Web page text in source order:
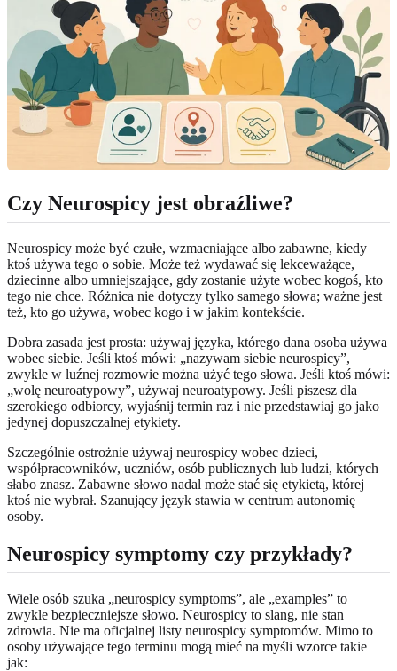
Czy Neurospicy jest obraźliwe?
Neurospicy może być czułe, wzmacniające albo zabawne, kiedy
ktoś używa tego o sobie. Może też wydawać się lekceważące,
dziecinne albo umniejszające, gdy zostanie użyte wobec kogoś, kto
tego nie chce. Różnica nie dotyczy tylko samego słowa; ważne jest
też, kto go używa, wobec kogo i w jakim kontekście.
Dobra zasada jest prosta: używaj języka, którego dana osoba używa
wobec siebie. Jeśli ktoś mówi: „nazywam siebie neurospicy”,
zwykle w luźnej rozmowie można użyć tego słowa. Jeśli ktoś mówi:
„wolę neuroatypowy”, używaj neuroatypowy. Jeśli piszesz dla
szerokiego odbiorcy, wyjaśnij termin raz i nie przedstawiaj go jako
jedynej dopuszczalnej etykiety.
Szczególnie ostrożnie używaj neurospicy wobec dzieci,
współpracowników, uczniów, osób publicznych lub ludzi, których
słabo znasz. Zabawne słowo nadal może stać się etykietą, której
ktoś nie wybrał. Szanujący język stawia w centrum autonomię
osoby.
Neurospicy symptomy czy przykłady?
Wiele osób szuka „neurospicy symptoms”, ale „examples” to
zwykle bezpieczniejsze słowo. Neurospicy to slang, nie stan
zdrowia. Nie ma oficjalnej listy neurospicy symptomów. Mimo to
osoby używające tego terminu mogą mieć na myśli wzorce takie
jak: